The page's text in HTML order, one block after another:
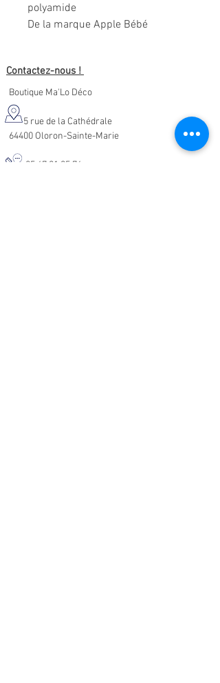
polyamide
De la marque Apple Bébé
Contactez-nous !
Boutique Ma'Lo Déco
5 rue de la Cathédrale
64400 Oloron-Sainte-Marie
05.47.91.95.76